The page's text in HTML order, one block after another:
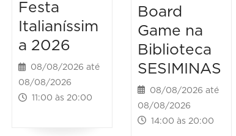
Festa
Italianíssim
a 2026
08/08/2026 até
08/08/2026
11:00 às 20:00
Board
Game na
Biblioteca
SESIMINAS
08/08/2026 até
08/08/2026
14:00 às 20:00